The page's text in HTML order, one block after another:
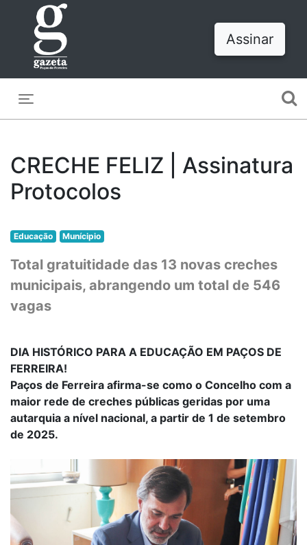
Assinar
CRECHE FELIZ | Assinatura
Protocolos
Educação Munícipio
Total gratuitidade das 13 novas creches
municipais, abrangendo um total de 546
vagas
DIA HISTÓRICO PARA A EDUCAÇÃO EM PAÇOS DE
FERREIRA!
Paços de Ferreira afirma-se como o Concelho com a
maior rede de creches públicas geridas por uma
autarquia a nível nacional, a partir de 1 de setembro
de 2025.